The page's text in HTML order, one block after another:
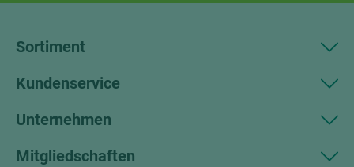
Sortiment
Kundenservice
Unternehmen
Mitgliedschaften